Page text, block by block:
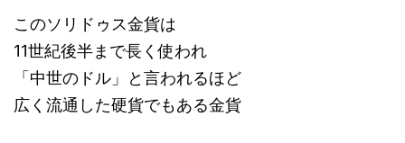
このソリドゥス金貨は
11世紀後半まで長く使われ
「中世のドル」と言われるほど
広く流通した硬貨でもある金貨